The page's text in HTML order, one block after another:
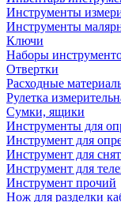
Инструменты
Инструменты
Ключи
Наборы
Отвертки
Расходные
Рулетка
Сумки, ящики
Инструменты для
Инструмент для
Инструмент для
Инструмент для
Инструмент прочий
Нож для разделки